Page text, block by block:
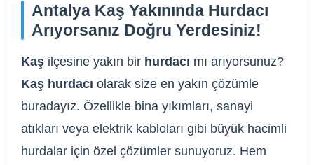
Antalya Kaş Yakınında Hurdacı
Arıyorsanız Doğru Yerdesiniz!
Kaş ilçesine yakın bir hurdacı mı arıyorsunuz?
Kaş hurdacı olarak size en yakın çözümle
buradayız. Özellikle bina yıkımları, sanayi
atıkları veya elektrik kabloları gibi büyük hacimli
hurdalar için özel çözümler sunuyoruz. Hem